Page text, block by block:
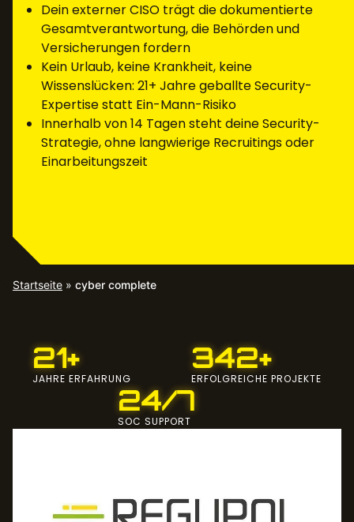
Dein externer CISO trägt die dokumentierte
Gesamtverantwortung, die Behörden und
Versicherungen fordern
Kein Urlaub, keine Krankheit, keine
Wissenslücken: 21+ Jahre geballte Security-
Expertise statt Ein-Mann-Risiko
Innerhalb von 14 Tagen steht deine Security-
Strategie, ohne langwierige Recruitings oder
Einarbeitungszeit
Startseite » cyber complete
21+
JAHRE ERFAHRUNG
342+
ERFOLGREICHE PROJEKTE
24/7
SOC SUPPORT